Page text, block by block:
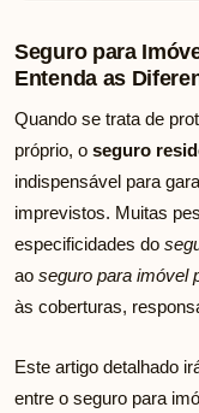
Seguro para
Entenda as
Quando se trata de
próprio, o seguro
indispensável para
imprevistos. Muitas
especificidades do
ao seguro para imóvel
às coberturas,
Este artigo detalhado
entre o seguro para